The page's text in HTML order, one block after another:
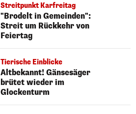
Streitpunkt Karfreitag
"Brodelt in Gemeinden":
Streit um Rückkehr von
Feiertag
Tierische Einblicke
Altbekannt! Gänsesäger
brütet wieder im
Glockenturm